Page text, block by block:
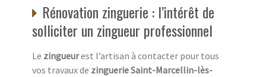
Rénovation zinguerie : l’intérêt de
solliciter un zingueur professionnel
Le zingueurest l’artisan à contacter pour tous
vos travaux de zinguerie Saint-Marcellin-lès-